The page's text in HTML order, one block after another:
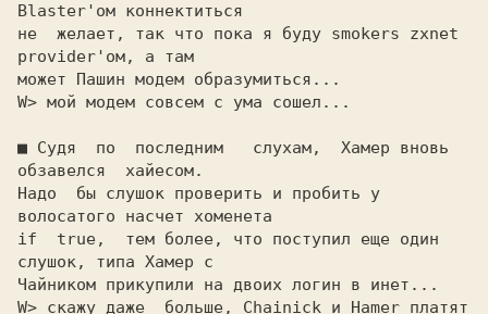
Blaster'ом коннектиться
не  желает, так что пока я буду smokers zxnet
provider'ом, а там
■ Судя  по  последним   слухам,  Хамер вновь
обзавелся  хайесом.
Надо  бы слушок проверить и пробить у
волосатого насчет хоменета
if  true,  тем более, что поступил еще один
слушок, типа Хамер с
W> скажу даже  больше, Chainick и Hamer платят